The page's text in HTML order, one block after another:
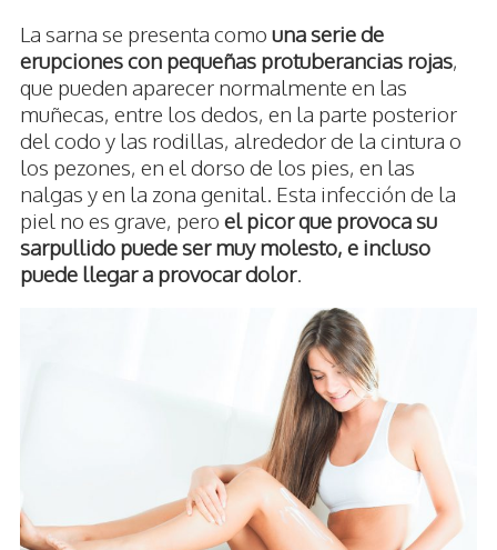
La sarna se presenta como una serie de
erupciones con pequeñas protuberancias rojas,
que pueden aparecer normalmente en las
muñecas, entre los dedos, en la parte posterior
del codo y las rodillas, alrededor de la cintura o
los pezones, en el dorso de los pies, en las
nalgas y en la zona genital. Esta infección de la
piel no es grave, pero el picor que provoca su
sarpullido puede ser muy molesto, e incluso
puede llegar a provocar dolor.